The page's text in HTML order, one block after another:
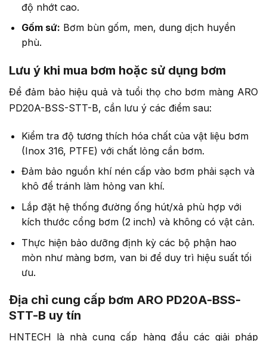
độ nhớt cao.
Gốm sứ: Bơm bùn gốm, men, dung dịch huyền
phù.
Lưu ý khi mua bơm hoặc sử dụng bơm
Để đảm bảo hiệu quả và tuổi thọ cho bơm màng ARO
PD20A-BSS-STT-B, cần lưu ý các điểm sau:
Kiểm tra độ tương thích hóa chất của vật liệu bơm
(Inox 316, PTFE) với chất lỏng cần bơm.
Đảm bảo nguồn khí nén cấp vào bơm phải sạch và
khô để tránh làm hỏng van khí.
Lắp đặt hệ thống đường ống hút/xả phù hợp với
kích thước cổng bơm (2 inch) và không có vật cản.
Thực hiện bảo dưỡng định kỳ các bộ phận hao
mòn như màng bơm, van bi để duy trì hiệu suất tối
ưu.
Địa chỉ cung cấp bơm ARO PD20A-BSS-
STT-B uy tín
HNTECH là nhà cung cấp hàng đầu các giải pháp